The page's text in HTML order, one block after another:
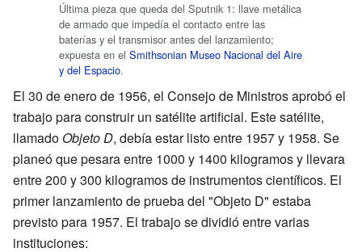
Última pieza que queda del Sputnik 1: llave metálica
de armado que impedía el contacto entre las
baterías y el transmisor antes del lanzamiento;
expuesta en el Smithsonian Museo Nacional del Aire
y del Espacio.
El 30 de enero de 1956, el Consejo de Ministros aprobó el
trabajo para construir un satélite artificial. Este satélite,
llamado Objeto D, debía estar listo entre 1957 y 1958. Se
planeó que pesara entre 1000 y 1400 kilogramos y llevara
entre 200 y 300 kilogramos de instrumentos científicos. El
primer lanzamiento de prueba del "Objeto D" estaba
previsto para 1957. El trabajo se dividió entre varias
instituciones: